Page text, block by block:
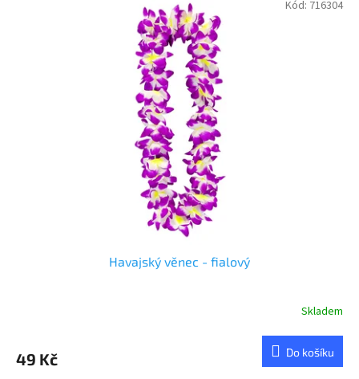
Havajský věnec - fialový
Skladem
49 Kč Do košíku
Kód: 716304